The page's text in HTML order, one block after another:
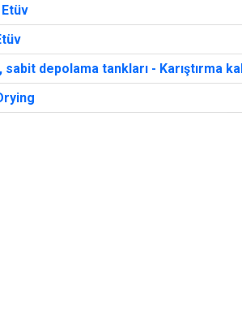
Etüv
depolama tankları - Karıştırma